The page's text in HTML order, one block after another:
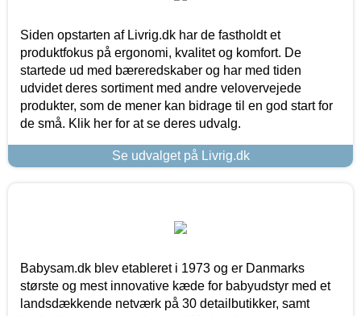
Siden opstarten af Livrig.dk har de fastholdt et
produktfokus på ergonomi, kvalitet og komfort. De
startede ud med bæreredskaber og har med tiden
udvidet deres sortiment med andre velovervejede
produkter, som de mener kan bidrage til en god start for
de små. Klik her for at se deres udvalg.
Se udvalget på Livrig.dk
Babysam.dk blev etableret i 1973 og er Danmarks
største og mest innovative kæde for babyudstyr med et
landsdækkende netværk på 30 detailbutikker, samt